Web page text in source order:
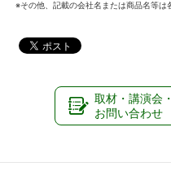
※その他、記載の会社名または商品名等は
取材・講演会
お問い合わせ